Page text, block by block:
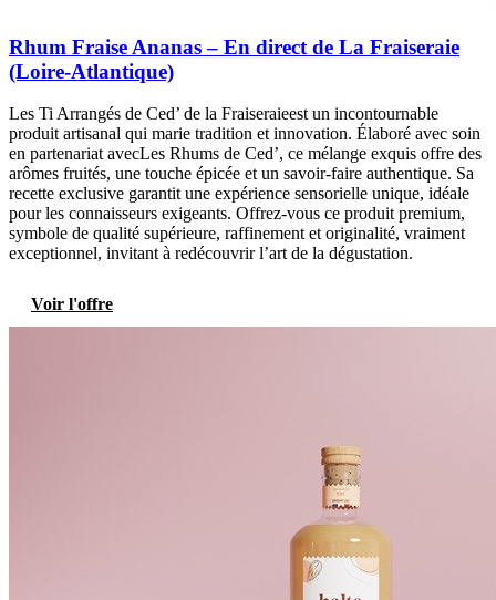
Rhum Fraise Ananas – En direct de La Fraiseraie
(Loire-Atlantique)
Les Ti Arrangés de Ced’ de la Fraiseraieest un incontournable
produit artisanal qui marie tradition et innovation. Élaboré avec soin
en partenariat avecLes Rhums de Ced’, ce mélange exquis offre des
arômes fruités, une touche épicée et un savoir-faire authentique. Sa
recette exclusive garantit une expérience sensorielle unique, idéale
pour les connaisseurs exigeants. Offrez-vous ce produit premium,
symbole de qualité supérieure, raffinement et originalité, vraiment
exceptionnel, invitant à redécouvrir l’art de la dégustation.
Voir l'offre